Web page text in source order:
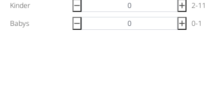
Kinder
2-11
Babys
0-1